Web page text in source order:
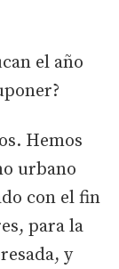
el año
Hemos
urbano
con el fin
para la
y